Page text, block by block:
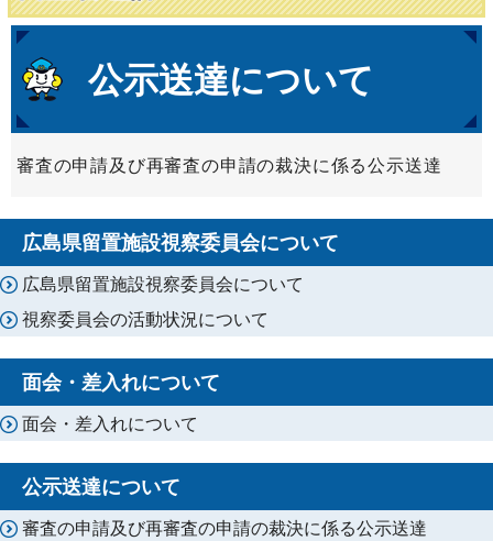
で
す
ば
し
文
文
公示送達について
審査の申請及び再審査の申請の裁決に係る公示送達
広島県留置施設視察委員会について
広島県留置施設視察委員会について
視察委員会の活動状況について
面会・差入れについて
面会・差入れについて
公示送達について
審査の申請及び再審査の申請の裁決に係る公示送達